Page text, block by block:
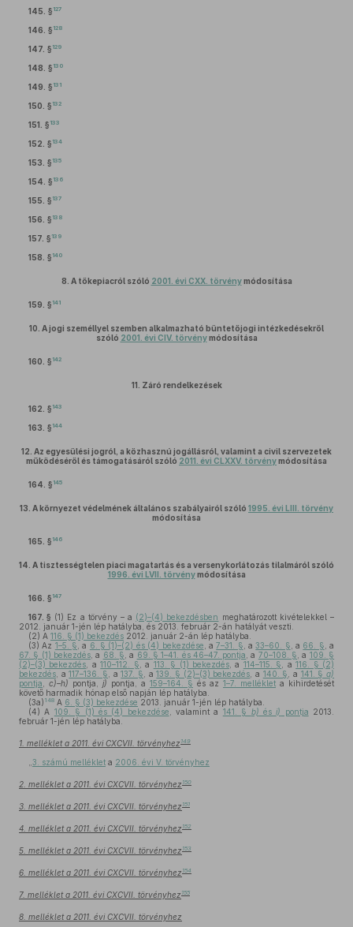
145. § 127
146. § 128
147. § 129
148. § 130
149. § 131
150. § 132
151. § 133
152. § 134
153. § 135
154. § 136
155. § 137
156. § 138
157. § 139
158. § 140
8. A tőkepiacról szóló 2001. évi CXX. törvénymódosítása
159. § 141
10. A jogi személlyel szemben alkalmazható büntetőjogi intézkedésekről
szóló 2001. évi CIV. törvénymódosítása
160. § 142
11. Záró rendelkezések
162. § 143
163. § 144
12. Az egyesülési jogról, a közhasznú jogállásról, valamint a civil szervezetek
működéséről és támogatásáról szóló 2011. évi CLXXV. törvénymódosítása
164. § 145
13. A környezet védelmének általános szabályairól szóló 1995. évi LIII. törvény
módosítása
165. § 146
14. A tisztességtelen piaci magatartás és a versenykorlátozás tilalmáról szóló
1996. évi LVII. törvénymódosítása
166. § 147
167. § (1) Ez a törvény – a (2)–(4) bekezdésben meghatározott kivételekkel –
2012. január 1-jén lép hatályba, és 2013. február 2-án hatályát veszti.
(2) A 116. § (1) bekezdés 2012. január 2-án lép hatályba.
(3) Az 1–5. § , a 6. § (1)–(2) és (4) bekezdése , a7–31. § , a33–60. § , a 66. § , a
67. § (1) bekezdés, a 68. § , a 69. § 1–41. és 46–47. pontja , a 70–108. § , a 109. §
(2)–(3) bekezdés , a110–112. § , a 113. § (1) bekezdés, a 114–115. § , a116. § (2)
bekezdés , a117–136. § , a137. § , a139. § (2)–(3) bekezdés , a 140. § , a 141. §a)
pontja
c)–h) pontja, j) pontja, a 159–164. § és az 1–7. melléklet a kihirdetését
követő harmadik hónap első napján lép hatályba.
(3a) 148 A 6. § (3) bekezdése 2013. január 1-jén lép hatályba.
(4) A 109. § (1) és (4) bekezdése , valamint a 141. § b) ési) pontja 2013.
február 1-jén lép hatályba.
1. melléklet a 2011. évi CXCVII. törvényhez 149
3. számú melléklet a 2006. évi V. törvényhez
2. melléklet a 2011. évi CXCVII. törvényhez 150
3. melléklet a 2011. évi CXCVII. törvényhez 151
4. melléklet a 2011. évi CXCVII. törvényhez 152
5. melléklet a 2011. évi CXCVII. törvényhez 153
6. melléklet a 2011. évi CXCVII. törvényhez 154
7. melléklet a 2011. évi CXCVII. törvényhez 155
8. melléklet a 2011. évi CXCVII. törvényhez